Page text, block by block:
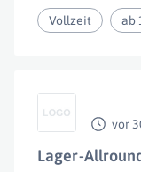
Vollzeit ab
vor
Lager-